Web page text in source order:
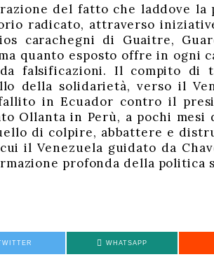
del fatto che laddove la
radicato, attraverso
carachegni di Guaitre,
quanto esposto offre in ogni
falsificazioni. Il compito di
della solidarietà, verso il
in Ecuador contro il
Ollanta in Perù, a pochi mesi
di colpire, abbattere e
il Venezuela guidato da
profonda della politica
WHATSAPP